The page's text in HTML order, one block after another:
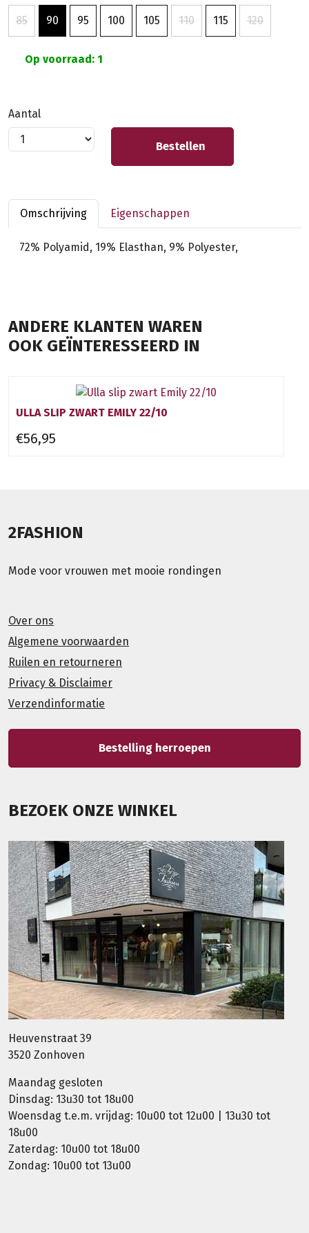
85 90 95 100 105 110 115 120
Op voorraad: 1
Aantal
Bestellen
Omschrijving Eigenschappen
72% Polyamid, 19% Elasthan, 9% Polyester,
ANDERE KLANTEN WAREN
OOK GEÏNTERESSEERD IN
ULLA SLIP ZWART EMILY 22/10
€56,95
2FASHION
Mode voor vrouwen met mooie rondingen
Over ons
Algemene voorwaarden
Ruilen en retourneren
Privacy & Disclaimer
Verzendinformatie
Bestelling herroepen
BEZOEK ONZE WINKEL
Heuvenstraat 39
3520 Zonhoven
Maandag gesloten
Dinsdag: 13u30 tot 18u00
Woensdag t.e.m. vrijdag: 10u00 tot 12u00 | 13u30 tot
18u00
Zaterdag: 10u00 tot 18u00
Zondag: 10u00 tot 13u00